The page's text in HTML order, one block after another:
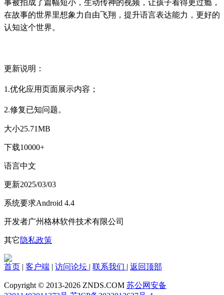
事被拍成了篇幅短小，生动传神的视频，让孩子看得更过瘾，
在故事的世界里想象力自由飞翔，提升语言表达能力，更好的
认知这个世界。
更新说明：
1.优化应用页面展示内容；
2.修复已知问题。
大小25.71MB
下载10000+
语言中文
更新2025/03/03
系统要求Android 4.4
开发者广州格林软件技术有限公司
其它 隐私政策
首页 | 客户端 | 访问论坛 | 联系我们 | 返回顶部
Copyright © 2013-2026 ZNDS.COM 苏公网安备